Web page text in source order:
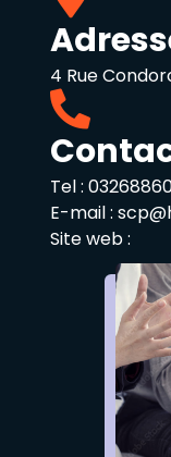
4 Rue
Tel :
E-mail :
Site web :